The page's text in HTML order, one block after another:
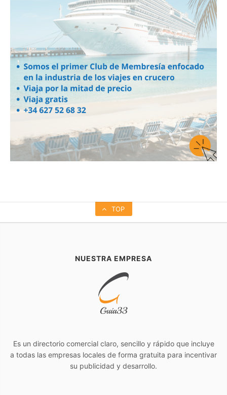
TOP
NUESTRA EMPRESA
Es un directorio comercial claro, sencillo y rápido que incluye
a todas las empresas locales de forma gratuita para incentivar
su publicidad y desarrollo.